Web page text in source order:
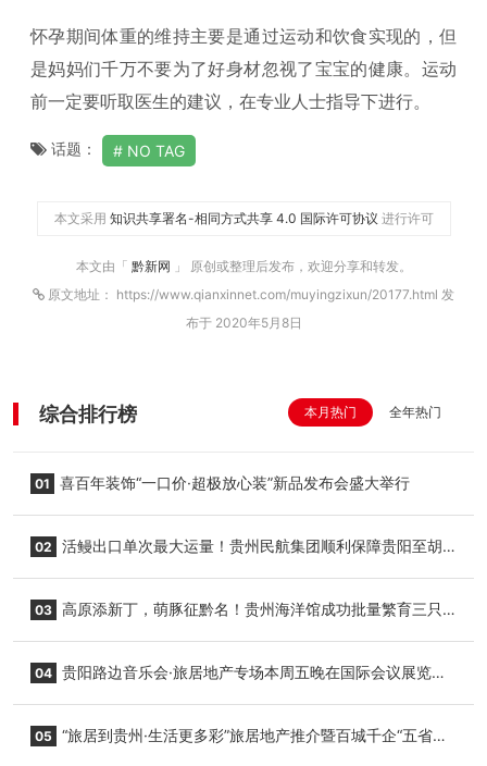
怀孕期间体重的维持主要是通过运动和饮食实现的，但
是妈妈们千万不要为了好身材忽视了宝宝的健康。运动
前一定要听取医生的建议，在专业人士指导下进行。
话题： NO TAG
本文采用 知识共享署名-相同方式共享 4.0 国际许可协议 进行许可
本文由「 黔新网 」 原创或整理后发布，欢迎分享和转发。
原文地址： https://www.qianxinnet.com/muyingzixun/20177.html 发
布于 2020年5月8日
综合排行榜 本月热门 全年热门
01 喜百年装饰“一口价·超极放心装”新品发布会盛大举行
02 活鳗出口单次最大运量！贵州民航集团顺利保障贵阳至胡
03 高原添新丁，萌豚征黔名！贵州海洋馆成功批量繁育三只
04 贵阳路边音乐会·旅居地产专场本周五晚在国际会议展览中
05 “旅居到贵州·生活更多彩”旅居地产推介暨百城千企“五省